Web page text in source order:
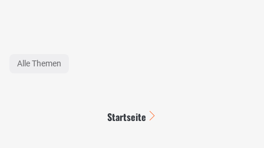
Alle Themen
Startseite